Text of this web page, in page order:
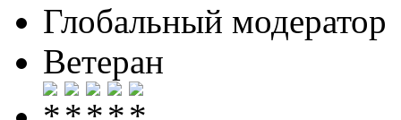
Глобальный модератор
Ветеран